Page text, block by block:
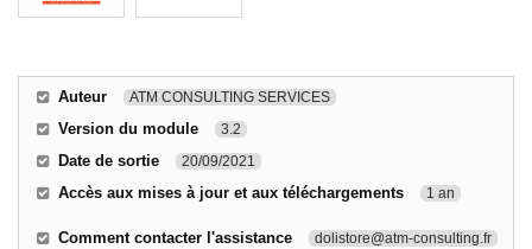
Auteur ATM CONSULTING SERVICES
Version du module 3.2
Date de sortie 20/09/2021
Accès aux mises à jour et aux téléchargements 1 an
Comment contacter l'assistance dolistore@atm-consulting.fr